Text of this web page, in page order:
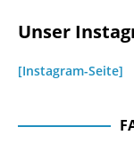
Unser
[Instagram-Seite]